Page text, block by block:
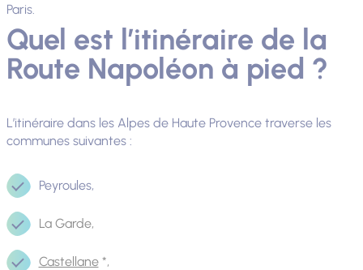
Paris.
Quel est l’itinéraire de la
Route Napoléon à pied ?
L’itinéraire dans les Alpes de Haute Provence traverse les
communes suivantes :
Peyroules,
La Garde,
Castellane*,